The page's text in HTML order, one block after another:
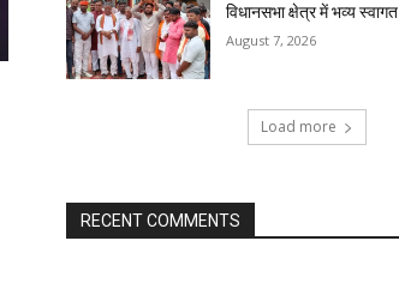
विधानसभा क्षेत्र में भव्य स्वागत
August 7, 2026
Load more
RECENT COMMENTS